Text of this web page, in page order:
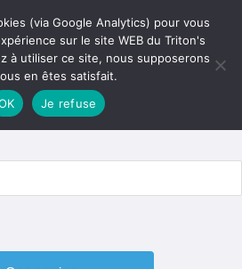
Menu
(via Google Analytics) pour vous
sur le site WEB du Triton's
à utiliser ce site, nous supposerons
en êtes satisfait.
Je refuse